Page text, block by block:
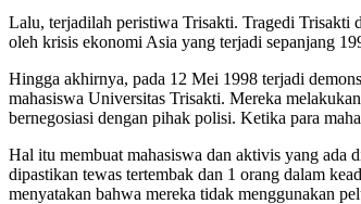
Lalu, terjadilah peristiwa Trisakti. Tragedi Trisakti
oleh krisis ekonomi Asia yang terjadi sepanjang
Hingga akhirnya, pada 12 Mei 1998 terjadi
mahasiswa Universitas Trisakti. Mereka
bernegosiasi dengan pihak polisi. Ketika para
Hal itu membuat mahasiswa dan aktivis yang ada
dipastikan tewas tertembak dan 1 orang dalam
menyatakan bahwa mereka tidak menggunakan